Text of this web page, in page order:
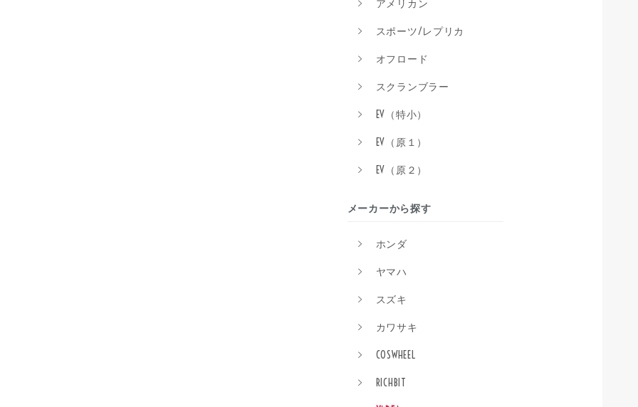
アメリカン
スポーツ/レプリカ
オフロード
スクランブラー
EV（特小）
EV（原１）
EV（原２）
メーカーから探す
ホンダ
ヤマハ
スズキ
カワサキ
COSWHEEL
RICHBIT